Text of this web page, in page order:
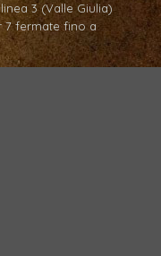
3 (Valle Giulia)
7 fermate fino a